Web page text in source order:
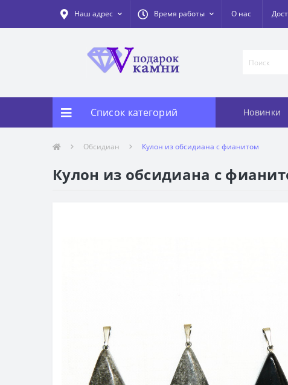
Наш адрес Время работы О нас
Список категорий Новинки
Обсидиан Кулон из обсидиана с фианитом
Кулон из обсидиана с